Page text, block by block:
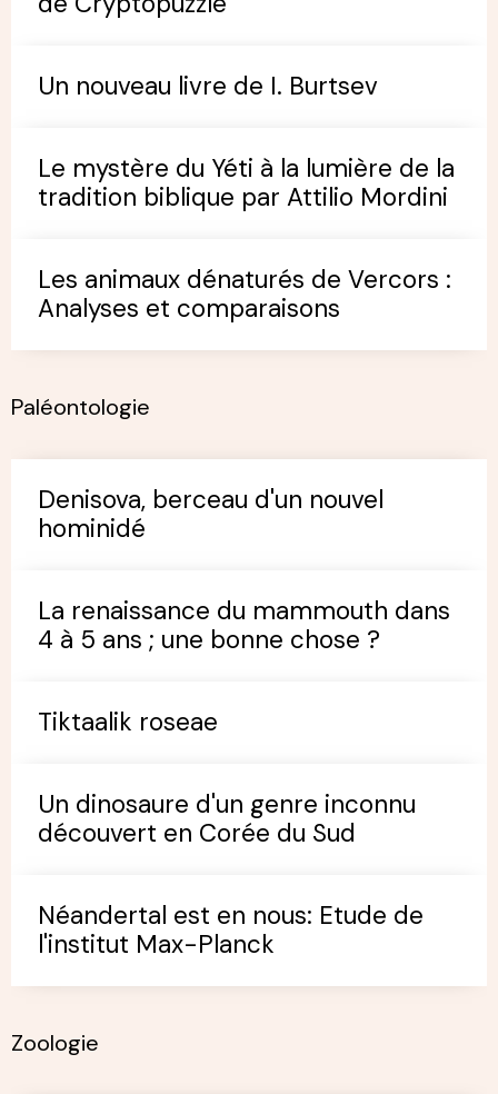
Un nouveau livre de I. Burtsev
Le mystère du Yéti à la lumière de la
tradition biblique par Attilio Mordini
Les animaux dénaturés de Vercors :
Analyses et comparaisons
Paléontologie
Denisova, berceau d'un nouvel
hominidé
La renaissance du mammouth dans
4 à 5 ans ; une bonne chose ?
Tiktaalik roseae
Un dinosaure d'un genre inconnu
découvert en Corée du Sud
Néandertal est en nous: Etude de
l'institut Max-Planck
Zoologie